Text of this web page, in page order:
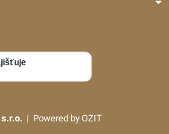
| Powered by OZIT